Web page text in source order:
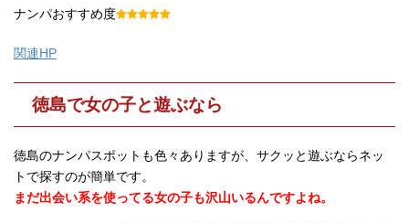
ナンパおすすめ度
関連HP
徳島で女の子と遊ぶなら
徳島のナンパスポットも色々ありますが、サクッと遊ぶならネッ
トで探すのが簡単です。
まだ出会い系を使ってる女の子も沢山いるんですよね。